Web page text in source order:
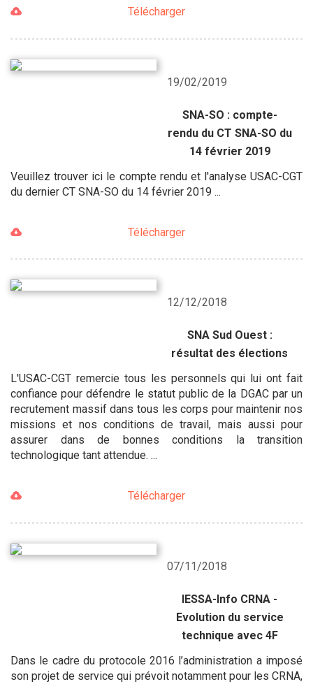
Télécharger
19/02/2019
SNA-SO : compte-
rendu du CT SNA-SO du
14 février 2019
Veuillez trouver ici le compte rendu et l'analyse USAC-CGT
du dernier CT SNA-SO du 14 février 2019 ...
Télécharger
12/12/2018
SNA Sud Ouest :
résultat des élections
L'USAC-CGT remercie tous les personnels qui lui ont fait
confiance pour défendre le statut public de la DGAC par un
recrutement massif dans tous les corps pour maintenir nos
missions et nos conditions de travail, mais aussi pour
assurer dans de bonnes conditions la transition
technologique tant attendue. ...
Télécharger
07/11/2018
IESSA-Info CRNA -
Evolution du service
technique avec 4F
Dans le cadre du protocole 2016 l’administration a imposé
son projet de service qui prévoit notamment pour les CRNA,